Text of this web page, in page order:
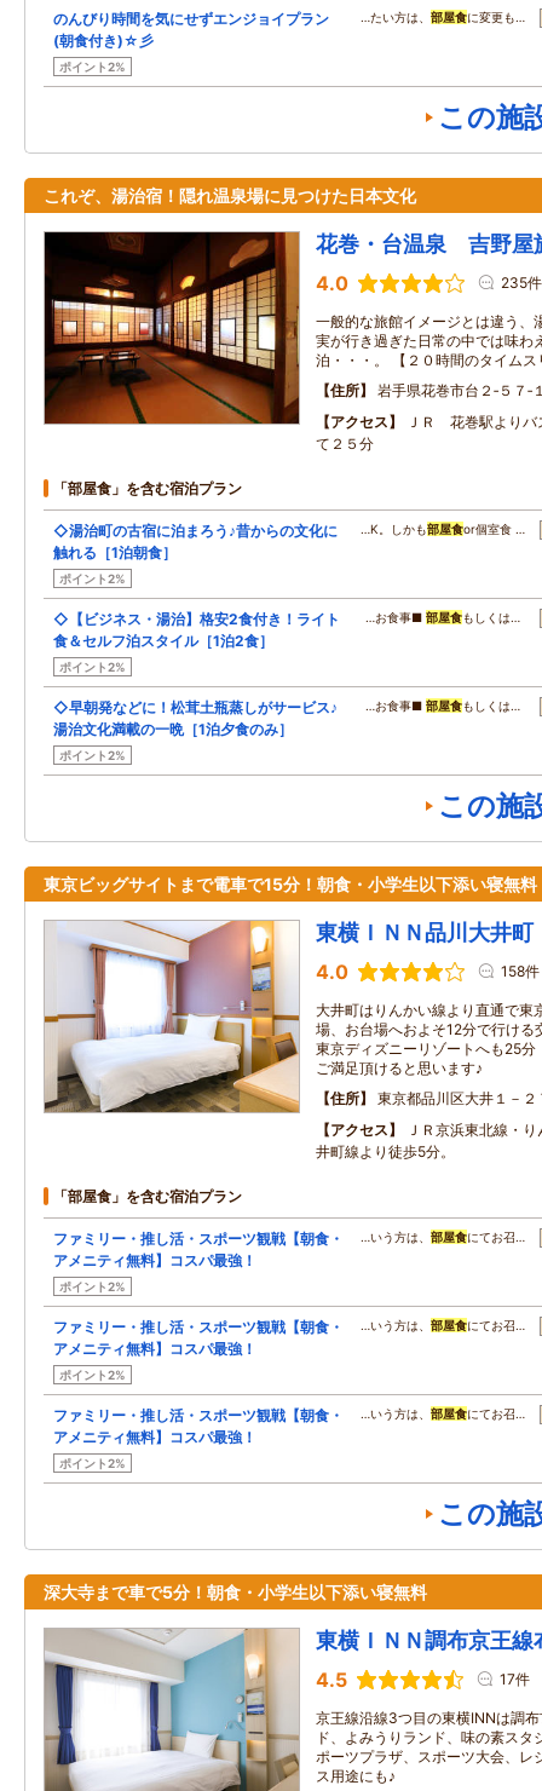
のんびり時間を気にせずエンジョイプラン
(朝食付き)☆彡
ポイント2%
…たい方は、 部屋食に変更も…
この施
これぞ、湯治宿！隠れ温泉場に見つけた日本文化
花巻・台温泉 吉野屋
4.0 235件
一般的な旅館イメージとは違う、
実が行き過ぎた日常の中では味わ
泊・・・。 【２０時間のタイム
住所
岩手県花巻市台２‐５７‐
アクセス
ＪＲ 花巻駅よりバ
て２５分
「部屋食」を含む宿泊プラン
◇湯治町の古宿に泊まろう♪昔からの文化に
触れる［1泊朝食］
ポイント2%
…K。しかも部屋食or個室食 …
◇【ビジネス・湯治】格安2食付き！ライト
食＆セルフ泊スタイル［1泊2食］
ポイント2%
…お食事■ 部屋食もしくは…
◇早朝発などに！松茸土瓶蒸しがサービス♪
湯治文化満載の一晩［1泊夕食のみ］
ポイント2%
…お食事■ 部屋食もしくは…
この施
東京ビッグサイトまで電車で15分！朝食・小学生以下添い寝無料
東横ＩＮＮ品川大井町
4.0 158件
大井町はりんかい線より直通で東
場、お台場へおよそ12分で行ける
東京ディズニーリゾートへも25
ご満足頂けると思います♪
住所
東京都品川区大井１－２
アクセス
ＪＲ京浜東北線・
井町線より徒歩5分。
「部屋食」を含む宿泊プラン
ファミリー・推し活・スポーツ観戦【朝食・
アメニティ無料】コスパ最強！
ポイント2%
…いう方は、 部屋食にてお召…
ファミリー・推し活・スポーツ観戦【朝食・
アメニティ無料】コスパ最強！
ポイント2%
…いう方は、 部屋食にてお召…
ファミリー・推し活・スポーツ観戦【朝食・
アメニティ無料】コスパ最強！
ポイント2%
…いう方は、 部屋食にてお召…
この施
深大寺まで車で5分！朝食・小学生以下添い寝無料
東横ＩＮＮ調布京王線
4.5 17件
京王線沿線3つ目の東横INNは調
ド、よみうりランド、味の素ス
ポーツプラザ、スポーツ大会、レ
ス用途にも♪